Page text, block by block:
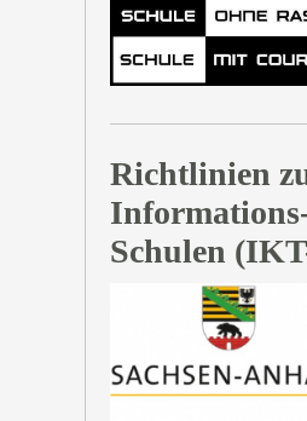
Richtlinien
Schulen